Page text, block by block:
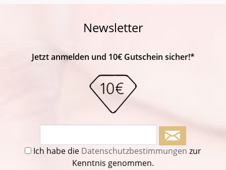
Newsletter
Jetzt anmelden und 10€ Gutschein sicher!*
Ich habe die Datenschutzbestimmungen zur
Kenntnis genommen.